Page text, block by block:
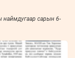
наймдугаар сарын 6-